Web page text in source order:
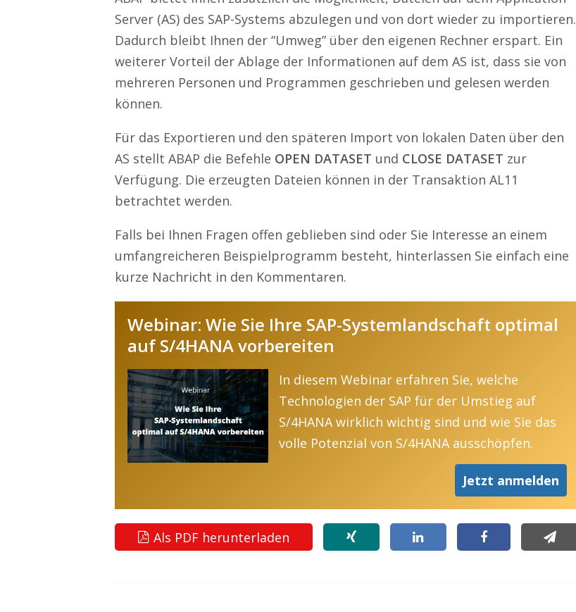
Server (AS) des SAP-Systems abzulegen und von dort wieder zu importieren.
Dadurch bleibt Ihnen der “Umweg” über den eigenen Rechner erspart. Ein
weiterer Vorteil der Ablage der Informationen auf dem AS ist, dass sie von
mehreren Personen und Programmen geschrieben und gelesen werden
können.
Für das Exportieren und den späteren Import von lokalen Daten über den
AS stellt ABAP die Befehle OPEN DATASET und CLOSE DATASET zur
Verfügung. Die erzeugten Dateien können in der Transaktion AL11
betrachtet werden.
Falls bei Ihnen Fragen offen geblieben sind oder Sie Interesse an einem
umfangreicheren Beispielprogramm besteht, hinterlassen Sie einfach eine
kurze Nachricht in den Kommentaren.
Webinar: Wie Sie Ihre SAP-Systemlandschaft optimal
auf S/4HANA vorbereiten
In diesem Webinar erfahren Sie, welche
Technologien der SAP für der Umstieg auf
S/4HANA wirklich wichtig sind und wie Sie das
volle Potenzial von S/4HANA ausschöpfen.
Jetzt anmelden
Als PDF herunterladen